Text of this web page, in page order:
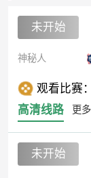
未开始
神秘人
观看比赛：
高清线路
更多
未开始